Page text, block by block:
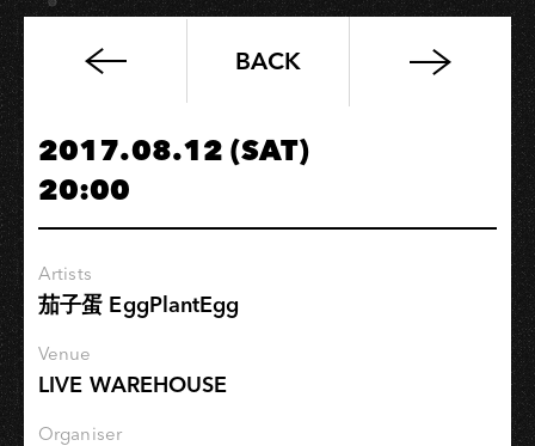
二
年“樹
念”「拾
回
之
BACK
2017.08.12 (SAT)
20:00
Artists
茄子蛋 EggPlantEgg
Venue
LIVE WAREHOUSE
Organiser